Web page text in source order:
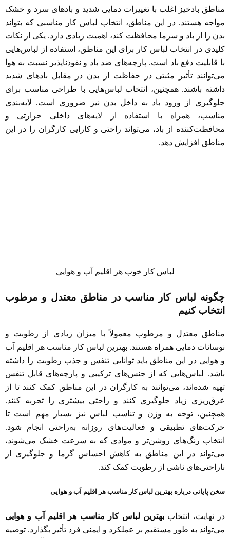
مناطق بادخیز اغلب با تغییرات دمایی شدید و بادهای سرد و خشک
مواجه هستند. در این مناطق، انتخاب لباس کار مناسبی که بتواند
بدن را از باد و سرما محافظت کند، اهمیت زیادی دارد. یکی از نکات
کلیدی در انتخاب لباس کار برای این مناطق، استفاده از لباس‌هایی
با قابلیت دفع باد است. پارچه‌های ضد باد و نفوذناپذیر نسبت به هوا
می‌توانند تأثیر مثبتی در حفاظت از بدن در مقابل باد‌های شدید
داشته باشند. همچنین، انتخاب لباس‌هایی با طراحی مناسب برای
جلوگیری از ورود باد به داخل بدن نیز ضروری است. لایه‌بندی
مناسب، همراه با استفاده از لایه‌های داخلی حرارتی و
محافظت‌کننده از باد، می‌تواند راحتی و کارایی کارگران را در این
مناطق افزایش دهد.
لباس‌ کار‌ خوب هر اقلیم‌ آب و هوایی‌
چگونه لباس کار مناسب در مناطق معتدل و مرطوب
انتخاب کنیم
مناطق معتدل و مرطوب معمولاً با میزان زیادی از رطوبت و
نوسانات دمایی همراه هستند. بهترین لباس کار مناسب هر اقلیم آب
و هوایی در این مناطق باید توانایی تنفس و جذب رطوبت را داشته
باشد. لباس‌هایی که از جنس‌های ترکیبی و پارچه‌های قابل تنفس
تهیه شده‌اند، می‌توانند به کارگران در این مناطق کمک کنند تا از
عرق‌ریزی زیاد جلوگیری کنند و راحتی بیشتری را تجربه کنند.
همچنین، توجه به وزن و تناسب لباس نیز بسیار مهم است تا
حرکت‌های تطبیقی و فعالیت‌های روزانه به‌راحتی انجام شود.
انتخاب رنگ‌های روشن‌تر و موادی که به سرعت خشک می‌شوند،
می‌تواند در این مناطق به کاهش احساس گرما و جلوگیری از
ناراحتی‌های ناشی از رطوبت کمک کند.
سخن پایانی درباره بهترین لباس کار مناسب هر اقلیم آب و هوایی
در نهایت، انتخاببهترین لباس کار مناسب هر اقلیم آب و هوایی
می‌تواند به طور مستقیم بر عملکرد و ایمنی فرد تأثیر بگذارد. توصیه